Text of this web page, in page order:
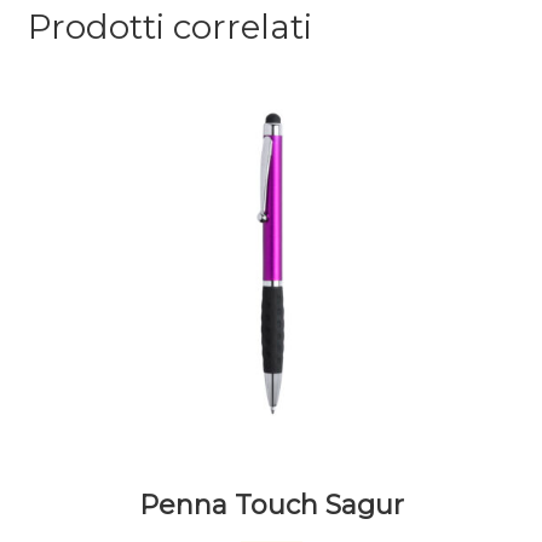
Prodotti correlati
Penna Touch Sagur